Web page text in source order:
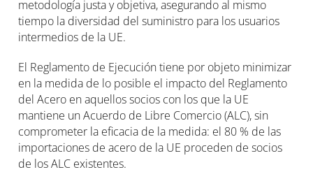
metodología justa y objetiva, asegurando al mismo
tiempo la diversidad del suministro para los usuarios
intermedios de la UE.
El Reglamento de Ejecución tiene por objeto minimizar
en la medida de lo posible el impacto del Reglamento
del Acero en aquellos socios con los que la UE
mantiene un Acuerdo de Libre Comercio (ALC), sin
comprometer la eficacia de la medida: el 80 % de las
importaciones de acero de la UE proceden de socios
de los ALC existentes.